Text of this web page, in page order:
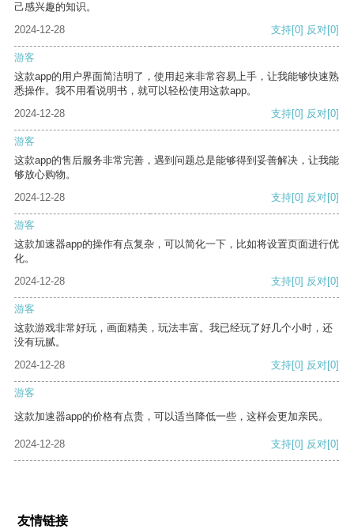
己感兴趣的知识。
2024-12-28
支持[0] 反对[0]
游客
这款app的用户界面简洁明了，使用起来非常容易上手，让我能够快速熟
悉操作。我不用看说明书，就可以轻松使用这款app。
2024-12-28
支持[0] 反对[0]
游客
这款app的售后服务非常完善，遇到问题总是能够得到妥善解决，让我能
够放心购物。
2024-12-28
支持[0] 反对[0]
游客
这款加速器app的操作有点复杂，可以简化一下，比如将设置页面进行优
化。
2024-12-28
支持[0] 反对[0]
游客
这款游戏非常好玩，画面精美，玩法丰富。我已经玩了好几个小时，还
没有玩腻。
2024-12-28
支持[0] 反对[0]
游客
这款加速器app的价格有点贵，可以适当降低一些，这样会更加亲民。
2024-12-28 支持[0] 反对[0]
友情链接